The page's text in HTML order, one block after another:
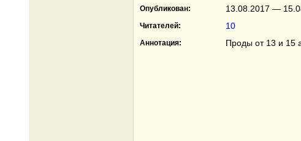
Опубликован: 13.08.2017 —
Читателей: 10
Аннотация: Проды от 13 и 15